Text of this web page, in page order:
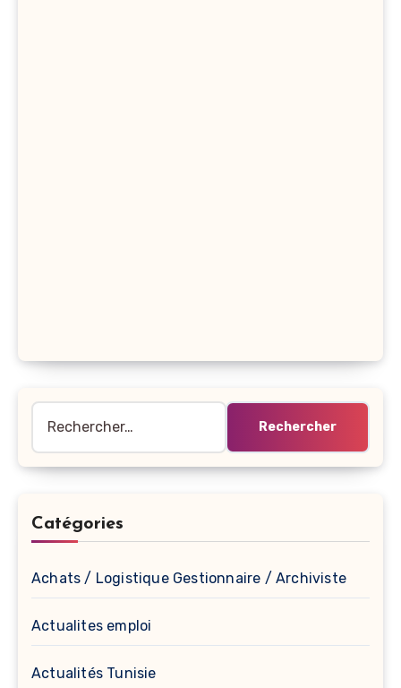
Catégories
Achats / Logistique Gestionnaire / Archiviste
Actualites emploi
Actualités Tunisie